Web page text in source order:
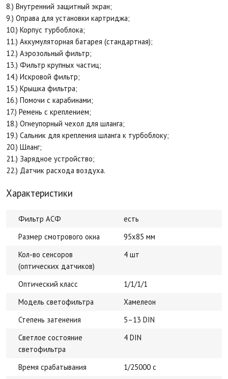
8.) Внутренний защитный экран;
9.) Оправа для установки картриджа;
10.) Корпус турбоблока;
11.) Аккумуляторная батарея (стандартная);
12.) Аэрозольный фильтр;
13.) Фильтр крупных частиц;
14.) Искровой фильтр;
15.) Крышка фильтра;
16.) Помочи с карабинами;
17.) Ремень с креплением;
18.) Огнеупорный чехол для шланга;
19.) Сальник для крепления шланга к турбоблоку;
20.) Шланг;
21.) Зарядное устройство;
22.) Датчик расхода воздуха.
Характеристики
Фильтр АСФ
есть
Размер смотрового окна
95x85 мм
Кол-во сенсоров
(оптических датчиков)
4 шт
Оптический класс
1/1/1/1
Модель светофильтра
Хамелеон
Степень затенения
5–13 DIN
Светлое состояние
светофильтра
4 DIN
Время срабатывания
1/25000 с